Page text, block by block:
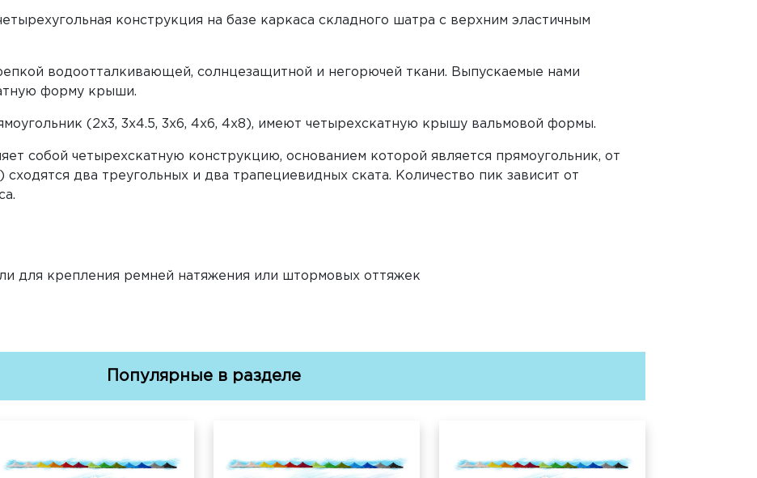
конструкция на базе каркаса складного шатра с верхним эластичным
водоотталкивающей, солнцезащитной и негорючей ткани. Выпускаемые нами
форму крыши.
(2х3, 3х4.5, 3х6, 4х6, 4х8), имеют четырехскатную крышу вальмовой формы.
собой четырехскатную конструкцию, основанием которой является прямоугольник, от
два треугольных и два трапециевидных ската. Количество пик зависит от
для крепления ремней натяжения или штормовых оттяжек
Популярные в разделе